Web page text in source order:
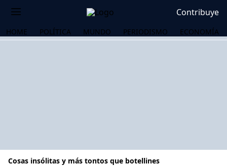
Contribuye
HOME POLÍTICA MUNDO PERIODISMO ECONOMÍA
Cosas insólitas y más tontos que botellines